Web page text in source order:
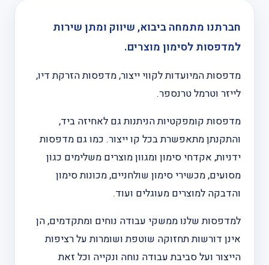
חברתנו מתמחה ביבוא, שיווק ומתן שירות
למדפסות לסימון מוצרים.
מדפסות המיועדות לקווי ייצור, מדפסות הזרקת דיו,
לייזר וטרמל טרנספר.
מדפסות קומפקטיות הניתנות גם לאחיזה ביד,
והתקנתן מתאפשרת בכל קו ייצור. כמו גם מדפסות
ידניות, אקדחי סימון ומגוון מוצרים משלימים כגון
מסועים, מכשירי סימון שולחניים, מכונות סימון
והדבקה למוצרים מעוגלים ועוד.
למדפסות שלנו ממשקי עבודה נוחים ומתקדמים, הן
אינן דורשות תחזוקה שוטפת ושומרות על רציפות
הייצור ועל סביבת עבודה נוחה ונקייה וכל זאת